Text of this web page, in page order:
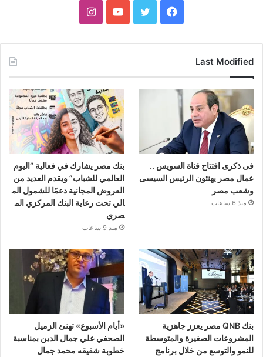
فيسبوك تويتر يوتيوبانستقرام
Last Modified
فى ذكرى افتتاح قناة السويس ..
عمال مصر يهنئون الرئيس السيسى
وشعب مصر
منذ 6 ساعات
بنك مصر يشارك في فعالية “اليوم
العالمي للشباب” ويقدم العديد من
العروض المجانية دعمًا للشمول الم
الي تحت رعاية البنك المركزي الم
صري
منذ 9 ساعات
بنك QNB مصر يعزز جاهزية
المشروعات الصغيرة والمتوسطة
للنمو والتوسع من خلال برنامج
«أيام الأسبوع» تهنئ الزميل
الصحفي علي جمال الدين بمناسبة
خطوبة شقيقه محمد جمال